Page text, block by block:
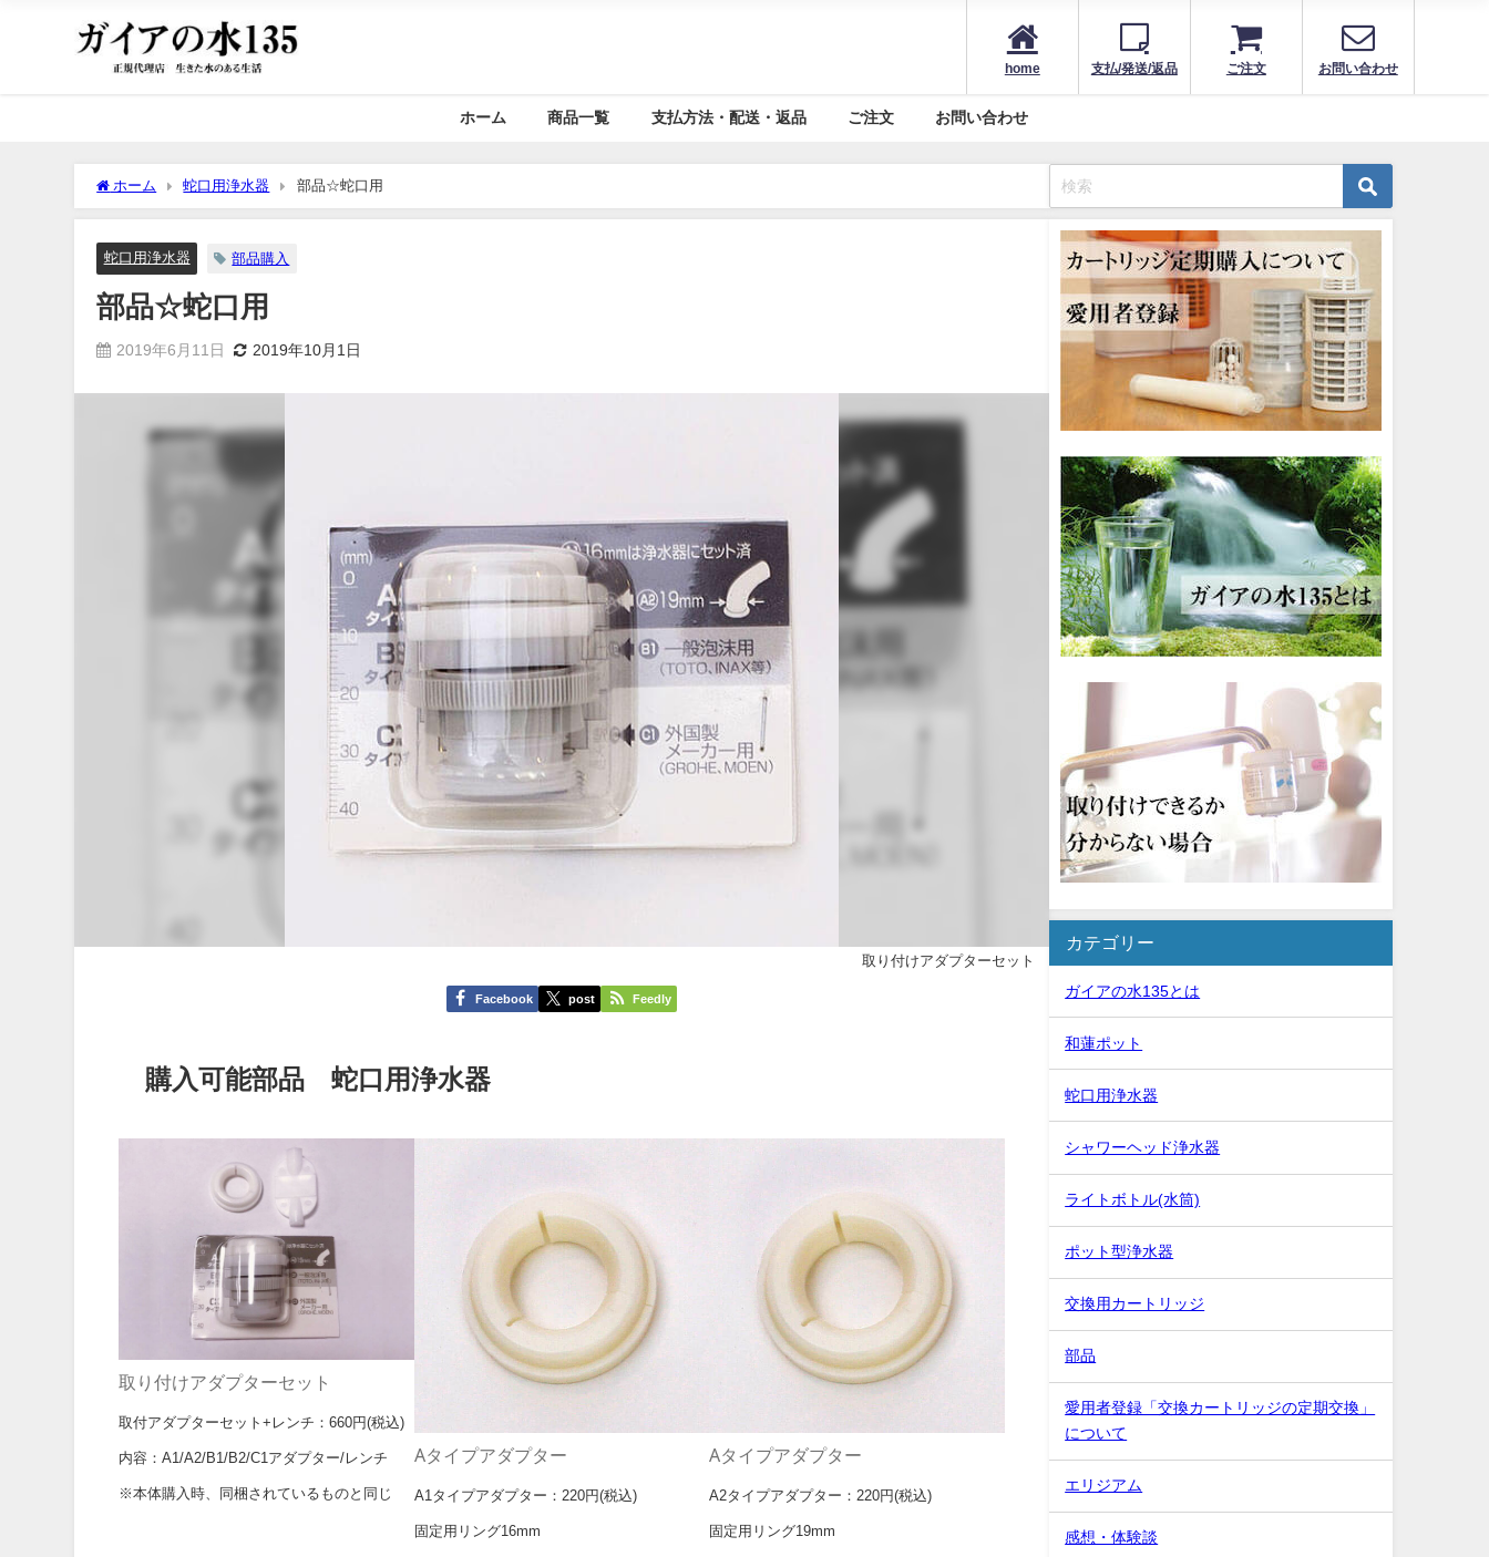
home 支払/発送/返品 ご注文 お問い合わせ
ホーム 商品一覧 支払方法・配送・返品 ご注文 お問い合わせ
ホーム 蛇口用浄水器 部品☆蛇口用
蛇口用浄水器 部品購入
部品☆蛇口用
2019年6月11日 2019年10月1日
取り付けアダプターセット
Facebook post Feedly
購入可能部品 蛇口用浄水器
取り付けアダプターセット
取付アダプターセット+レンチ：660円(税込)
内容：A1/A2/B1/B2/C1アダプター/レンチ
※本体購入時、同梱されているものと同じ
Aタイプアダプター
A1タイプアダプター：220円(税込)
固定用リング16mm
Aタイプアダプター
A2タイプアダプター：220円(税込)
固定用リング19mm
カテゴリー
ガイアの水135とは
和蓮ポット
蛇口用浄水器
シャワーヘッド浄水器
ライトボトル(水筒)
ポット型浄水器
交換用カートリッジ
部品
愛用者登録「交換カートリッジの定期交換」
について
エリジアム
感想・体験談